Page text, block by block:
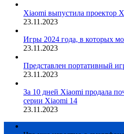
Xiaomi выпустила проектор
23.11.2023
Игры 2024 года, в которых
23.11.2023
Представлен портативный
23.11.2023
За 10 дней Xiaomi продала
серии Xiaomi 14
23.11.2023